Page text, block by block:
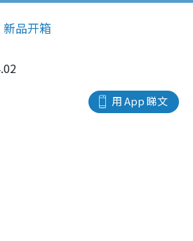
新品开箱
用 App 睇文